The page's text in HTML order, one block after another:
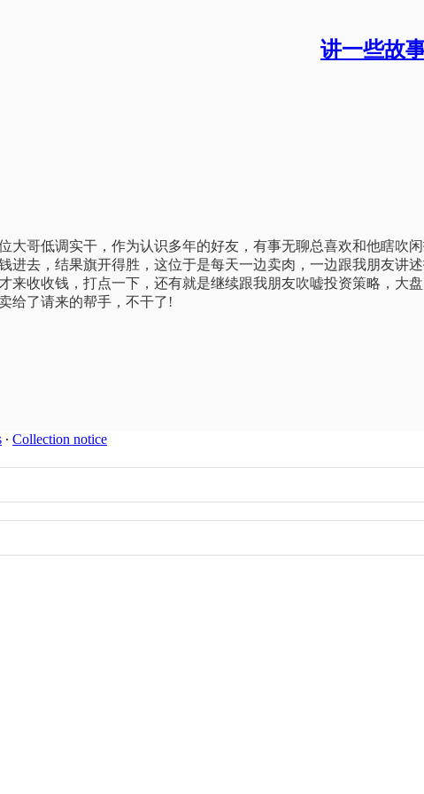
讲一些故
大哥低调实干，作为认识多年的好友，有事无聊总喜欢和他瞎
进去，结果旗开得胜，这位于是每天一边卖肉，一边跟我朋友
来收收钱，打点一下，还有就是继续跟我朋友吹嘘投资策略，
给了请来的帮手，不干了!
∙ Collection notice